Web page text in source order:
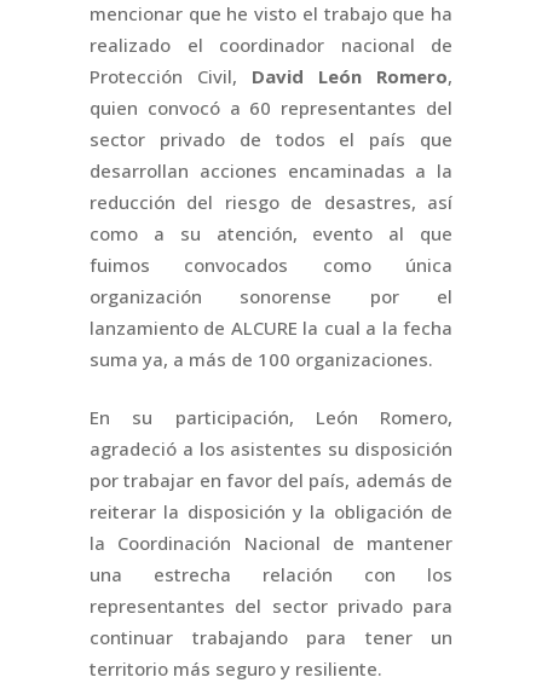
mencionar que he visto el trabajo que ha
realizado el coordinador nacional de
Protección Civil, David León Romero,
quien convocó a 60 representantes del
sector privado de todos el país que
desarrollan acciones encaminadas a la
reducción del riesgo de desastres, así
como a su atención, evento al que
fuimos convocados como única
organización sonorense por el
lanzamiento de ALCURE la cual a la fecha
suma ya, a más de 100 organizaciones.
En su participación, León Romero,
agradeció a los asistentes su disposición
por trabajar en favor del país, además de
reiterar la disposición y la obligación de
la Coordinación Nacional de mantener
una estrecha relación con los
representantes del sector privado para
continuar trabajando para tener un
territorio más seguro y resiliente.